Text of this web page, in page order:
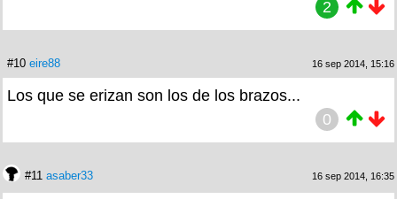
2
#10 eire88 16 sep 2014, 15:16
Los que se erizan son los de los brazos...
0
#11 asaber33 16 sep 2014, 16:35